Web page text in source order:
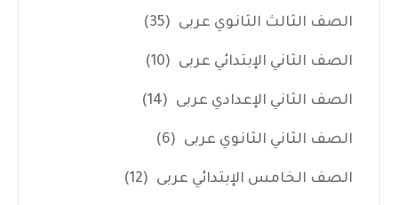
الصف الثالث الثانوي عربى (35)
الصف الثاني الإبتدائي عربى (10)
الصف الثاني الإعدادي عربى (14)
الصف الثاني الثانوي عربى (6)
الصف الخامس الإبتدائي عربى (12)